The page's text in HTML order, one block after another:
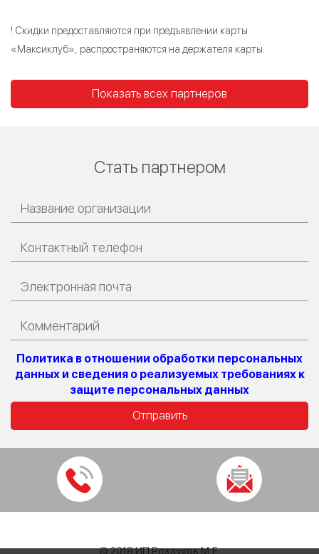
! Скидки предоставляются при предъявлении карты
«Максиклуб», распространяются на держателя карты.
Показать всех партнеров
Стать партнером
Политика в отношении обработки персональных
данных и сведения о реализуемых требованиях к
защите персональных данных
© 2018 ИП Роздухов М.Е.